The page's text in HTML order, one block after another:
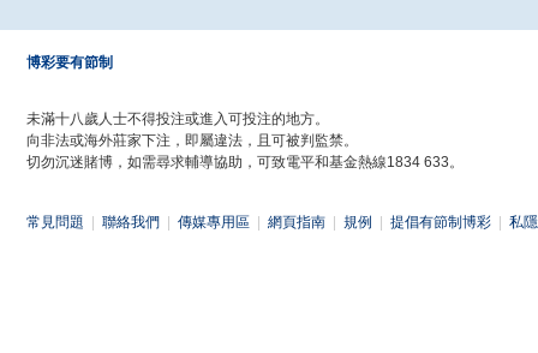
博彩要有節制
未滿十八歲人士不得投注或進入可投注的地方。
向非法或海外莊家下注，即屬違法，且可被判監禁。
切勿沉迷賭博，如需尋求輔導協助，可致電平和基金熱線1834 633。
常見問題 聯絡我們 傳媒專用區 網頁指南 規例 提倡有節制博彩 私